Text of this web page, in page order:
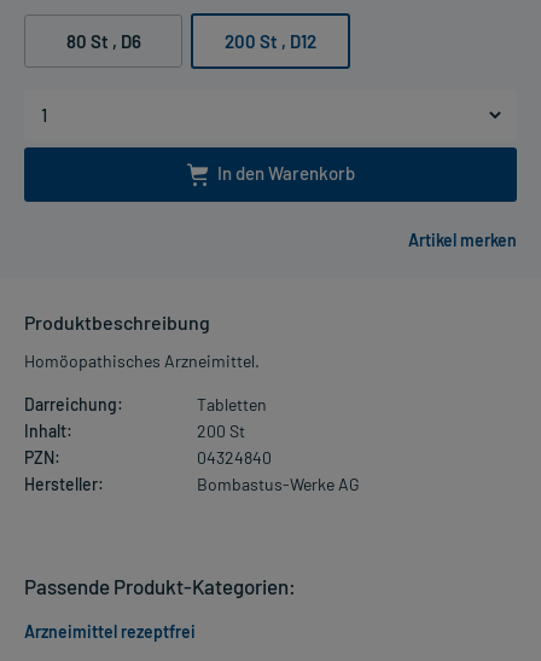
80 St , D6 200 St , D12
In den Warenkorb
Produktbeschreibung
Homöopathisches Arzneimittel.
Darreichung:
Tabletten
Inhalt:
200 St
PZN:
04324840
Hersteller:
Bombastus-Werke AG
Passende Produkt-Kategorien:
Arzneimittel rezeptfrei